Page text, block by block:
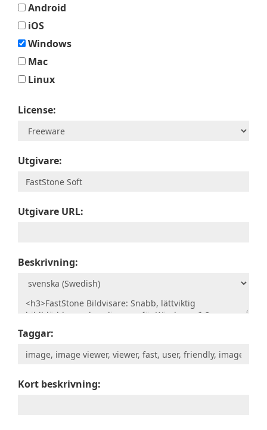
Android
iOS
Windows
Mac
Linux
License:
Utgivare:
Utgivare URL:
Beskrivning:
Taggar:
Kort beskrivning: